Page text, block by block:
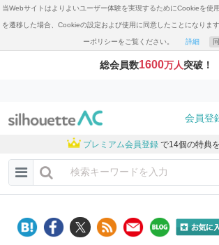
当Webサイトはよりよいユーザー体験を実現するためにCookieを使
を遷移した場合、Cookieの設定および使用に同意したことになりま
ーポリシーをご覧ください。 詳細
総会員数1600万人突破！
会員登
プレミアム会員登録 で14個の特典